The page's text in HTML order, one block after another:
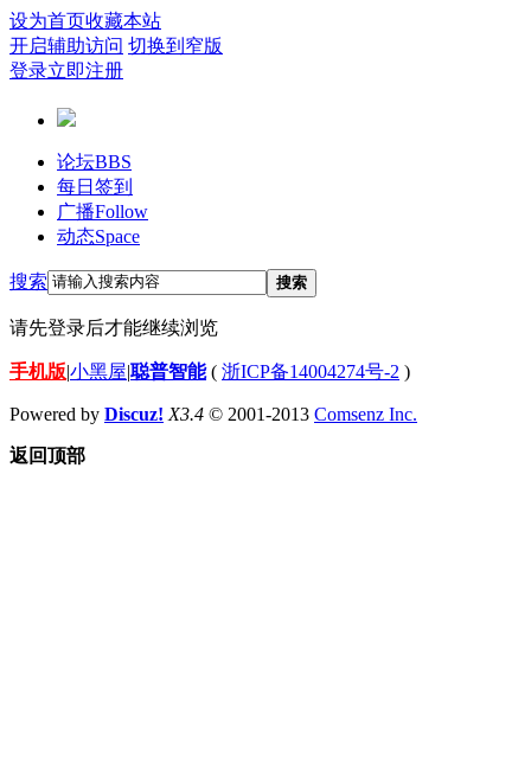
设为首页收藏本站
开启辅助访问 切换到窄版
登录立即注册
论坛BBS
每日签到
广播Follow
动态Space
搜索 搜索
请先登录后才能继续浏览
手机版|小黑屋|聪普智能( 浙ICP备14004274号-2 )
Powered by Discuz! X3.4 © 2001-2013 Comsenz Inc.
返回顶部